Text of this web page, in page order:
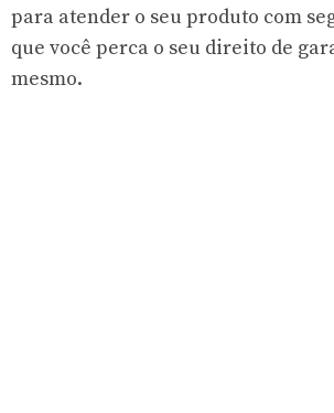
para atender o seu produto com
que você perca o seu direito de
mesmo.